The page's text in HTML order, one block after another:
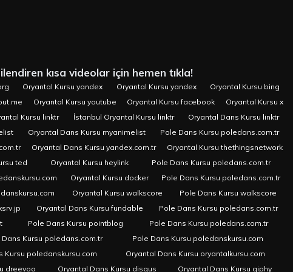
kısa videolar için hemen tıkla!
Oryantal Kursu yandex Oryantal Kursu yandex
Oryantal Kursu bing
Oryantal Kursu youtube Oryantal Kursu facebook
Oryantal Kursu x
Kursu linktr İstanbul Oryantal Kursu linktr
Oryantal Dans Kursu linktr
Oryantal Dans Kursu myanimelist
Pole Dans Kursu poledans.com.tr
Oryantal Dans Kursu yandex.com.tr
Oryantal Kursu thethingsnetwork
ted Oryantal Kursu heylink
Pole Dans Kursu poledans.com.tr
Oryantal Kursu docker
Pole Dans Kursu poledans.com.tr
Oryantal Kursu walkscore
Pole Dans Kursu walkscore
Oryantal Dans Kursu fundable
Pole Dans Kursu poledans.com.tr
Pole Dans Kursu pointblog
Pole Dans Kursu poledans.com.tr
Dans Kursu poledans.com.tr
Pole Dans Kursu poledanskursu.com
Kursu poledanskursu.com
Oryantal Dans Kursu oryantalkursu.com
dreevoo Oryantal Dans Kursu disqus Oryantal Dans Kursu giphy